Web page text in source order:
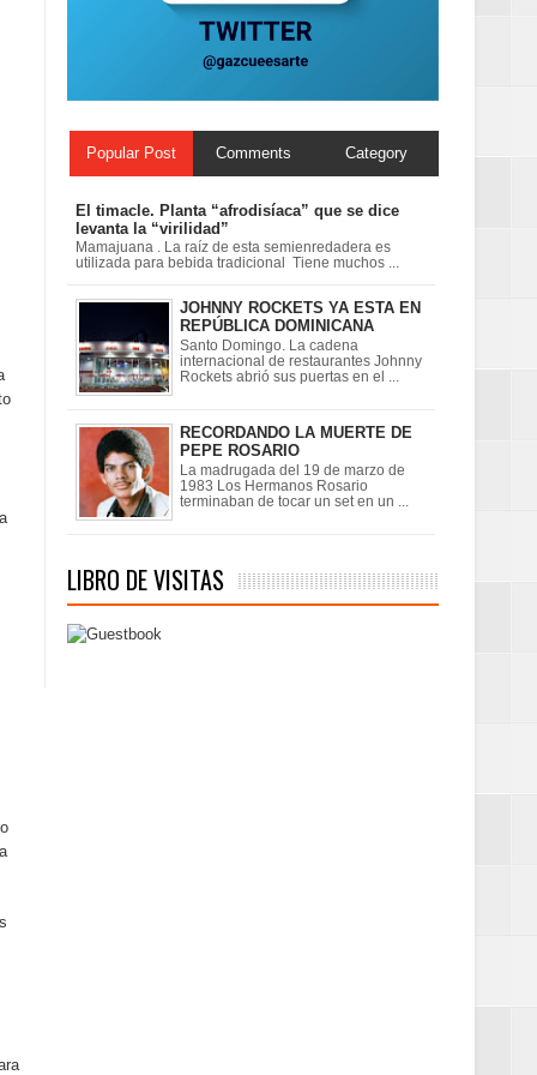
Popular Post Comments Category
El timacle. Planta “afrodisíaca” que se dice
levanta la “virilidad”
Mamajuana . La raíz de esta semienredadera es
utilizada para bebida tradicional Tiene muchos ...
JOHNNY ROCKETS YA ESTA EN
REPÚBLICA DOMINICANA
Santo Domingo. La cadena
internacional de restaurantes Johnny
Rockets abrió sus puertas en el ...
RECORDANDO LA MUERTE DE
PEPE ROSARIO
La madrugada del 19 de marzo de
1983 Los Hermanos Rosario
terminaban de tocar un set en un ...
LIBRO DE VISITAS